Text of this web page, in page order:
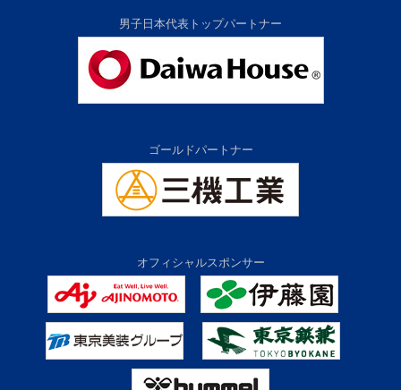
男子日本代表トップパートナー
ゴールドパートナー
オフィシャルスポンサー